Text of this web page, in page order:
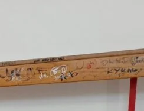
MЕЃУНАРОДНО ХУМАНИТАРНО ПРАВО
ПРОМОЦИЈА НА ХУМАНИ ВРЕДНОСТИ
УПОТРЕБА И ЗАШТИТА НА АМБЛЕМОТ